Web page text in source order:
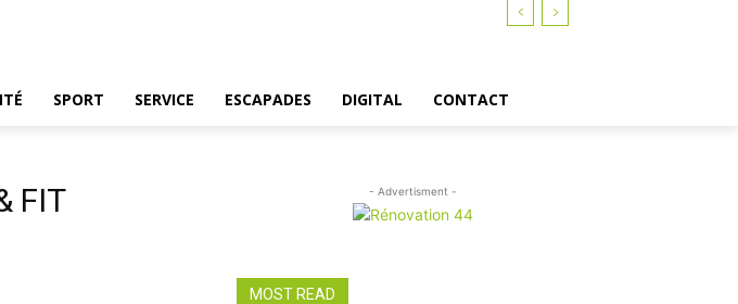
SPORT SERVICE ESCAPADES DIGITAL CONTACT
FIT - Advertisment -
MOST READ